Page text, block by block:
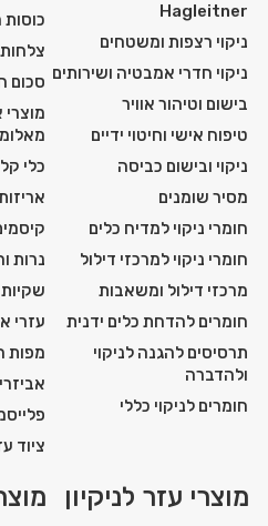
Hagleitner
ניקוי רצפות ומשטחים
ניקוי חדרי אמבטיה ושירותים
בישום וטיהור אוויר
טיפוח אישי וחיטוי ידיים
ניקוי ובישום כביסה
מסיר שומנים
חומרי ניקוי למדיח כלים
חומרי ניקוי למרכזי דילול
מרכזי דילול ומשאבות
חומרים להדחת כלים ידנית
תרסיסים להגנה לניקוי
ולהדברה
חומרים לניקוי כללי
סכום
כלי
נרות
שקיות
עזרי
מפות
ציוד
מוצרי עזר לניקיון